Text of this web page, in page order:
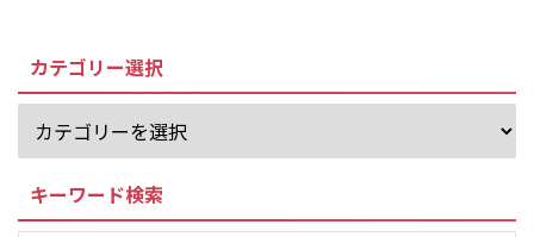
カテゴリー選択
キーワード検索